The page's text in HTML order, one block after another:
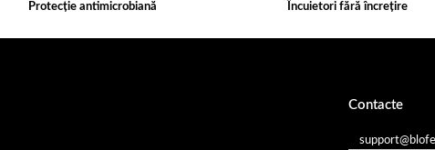
Protecție antimicrobiană Încuietori fără încrețire
Contacte